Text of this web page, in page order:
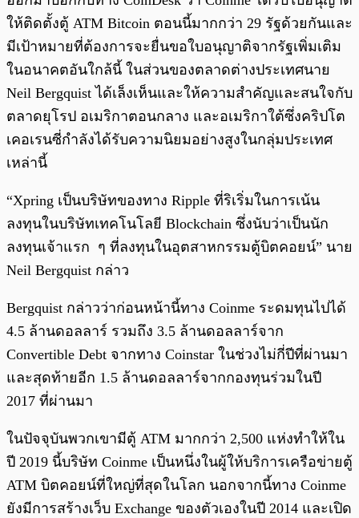
ให้ติดตั้งตู้ ATM Bitcoin ตอนนี้มากกว่า 29 รัฐด้วยกันและ
มีเป้าหมายที่ต้องการจะยื่นขอใบอนุญาติจากรัฐเพิ่มเติม
ในอนาคตอันใกล้นี้ ในส่วนของตลาดต่างประเทศนาย
Neil Bergquist ได้เล็งเห็นและให้ความสำคัญและสนใจกับ
ตลาดยุโรป อเมริกาตอนกลาง และอเมริกาใต้ซึ่งคริปโต
เคอเรนซี่กำลังได้รับความนิยมอย่างสูงในกลุ่มประเทศ
เหล่านี้
“Xpring เป็นบริษัทของทาง Ripple ที่ริเริ่มในการเน้น
ลงทุนในบริษัทเทคโนโลยี Blockchain ซึ่งนับว่าเป็นนัก
ลงทุนเจ้าแรก ๆ ที่ลงทุนในอุตสาหกรรมตู้บิตคอยน์” นาย
Neil Bergquist กล่าว
Bergquist กล่าวว่าก่อนหน้านี้ทาง Coinme ระดมทุนไปได้
4.5 ล้านดอลลาร์ รวมถึง 3.5 ล้านดอลลาร์จาก
Convertible Debt จากทาง Coinstar ในช่วงไม่กี่ปีที่ผ่านมา
และสุดท้ายอีก 1.5 ล้านดอลลาร์จากกองทุนร่วมในปี
2017 ที่ผ่านมา
ในปัจจุบันพวกเขามีตู้ ATM มากกว่า 2,500 แห่งทำให้ใน
ปี 2019 นี้บริษัท Coinme เป็นหนึ่งในผู้ให้บริการเครือข่ายตู้
ATM บิตคอยน์ที่ใหญ่ที่สุดในโลก นอกจากนี้ทาง Coinme
ยังมีการสร้างเว็บ Exchange ของตัวเองในปี 2014 และเปิด